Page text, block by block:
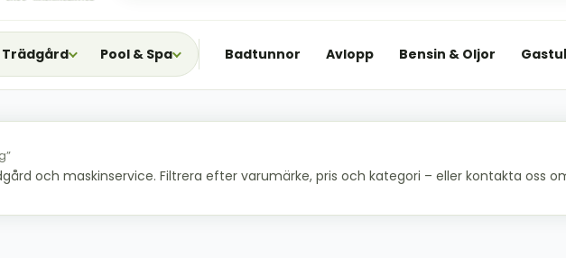
Trädgård Pool & Spa Badtunnor Avlopp Bensin & Oljor
och maskinservice. Filtrera efter varumärke, pris och kategori – eller kontakta oss